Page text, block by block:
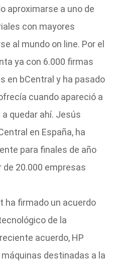
aproximarse a uno de
con mayores
al mundo on line. Por el
ya con 6.000 firmas
en bCentral y ha pasado
cuando apareció a
quedar ahí. Jesús
en España, ha
para finales de año
20.000 empresas
firmado un acuerdo
de la
acuerdo, HP
destinadas a la